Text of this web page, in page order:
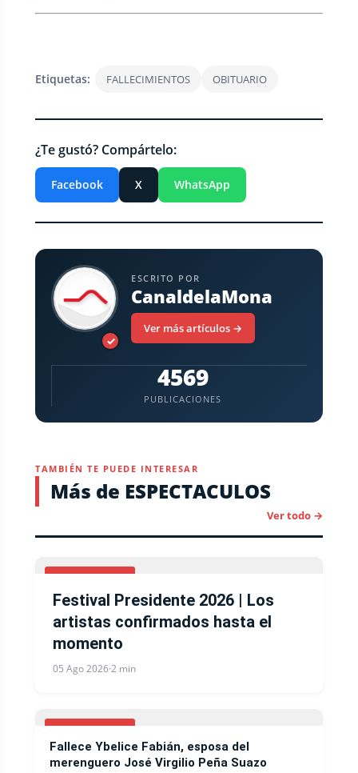
Etiquetas: FALLECIMIENTOS OBITUARIO
¿Te gustó? Compártelo:
Facebook X WhatsApp
✓
ESCRITO POR
CanaldelaMona
Ver más artículos →
4569
PUBLICACIONES
TAMBIÉN TE PUEDE INTERESAR
Más de ESPECTACULOS
Ver todo →
ESPECTACULOS
Festival Presidente 2026 | Los
artistas confirmados hasta el
momento
05 Ago 2026·2 min
ESPECTACULOS
Fallece Ybelice Fabián, esposa del
merenguero José Virgilio Peña Suazo